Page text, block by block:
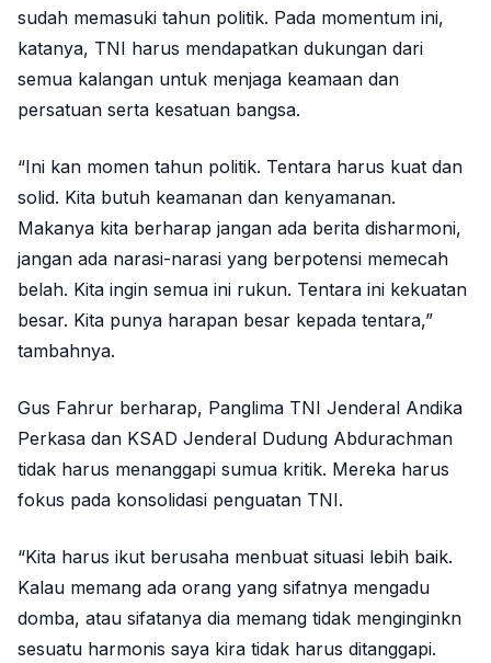
sudah memasuki tahun politik. Pada momentum ini,
katanya, TNI harus mendapatkan dukungan dari
semua kalangan untuk menjaga keamaan dan
persatuan serta kesatuan bangsa.
“Ini kan momen tahun politik. Tentara harus kuat dan
solid. Kita butuh keamanan dan kenyamanan.
Makanya kita berharap jangan ada berita disharmoni,
jangan ada narasi-narasi yang berpotensi memecah
belah. Kita ingin semua ini rukun. Tentara ini kekuatan
besar. Kita punya harapan besar kepada tentara,”
tambahnya.
Gus Fahrur berharap, Panglima TNI Jenderal Andika
Perkasa dan KSAD Jenderal Dudung Abdurachman
tidak harus menanggapi sumua kritik. Mereka harus
fokus pada konsolidasi penguatan TNI.
“Kita harus ikut berusaha menbuat situasi lebih baik.
Kalau memang ada orang yang sifatnya mengadu
domba, atau sifatanya dia memang tidak menginginkn
sesuatu harmonis saya kira tidak harus ditanggapi.